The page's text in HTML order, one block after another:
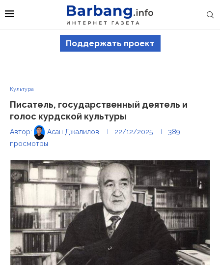
Поддержать проект
Культура
Писатель, государственный деятель и
голос курдской культуры
Автор: Асан Джалилов 22/12/2025
389
просмотры